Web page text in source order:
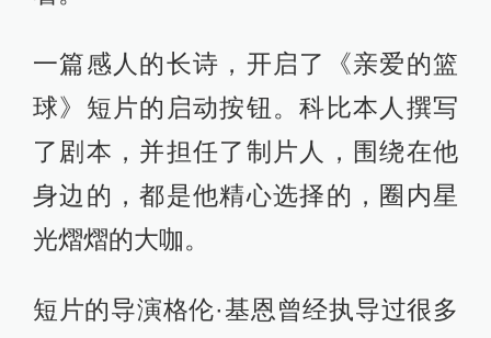
一篇感人的长诗，开启了《亲爱的篮
球》短片的启动按钮。科比本人撰写
了剧本，并担任了制片人，围绕在他
身边的，都是他精心选择的，圈内星
光熠熠的大咖。
短片的导演格伦·基恩曾经执导过很多